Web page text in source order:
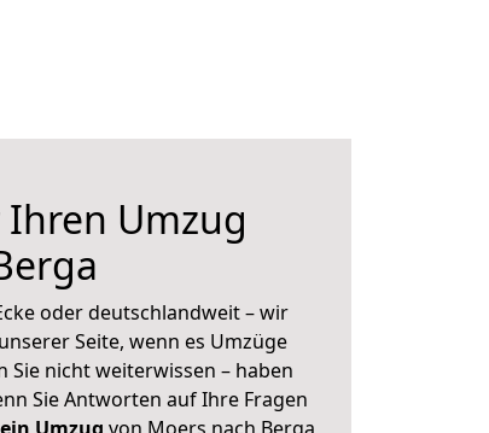
Umzug
oder deutschlandweit – wir
Seite, wenn es Umzüge
Sie nicht weiterwissen – haben
Sie Antworten auf Ihre Fragen